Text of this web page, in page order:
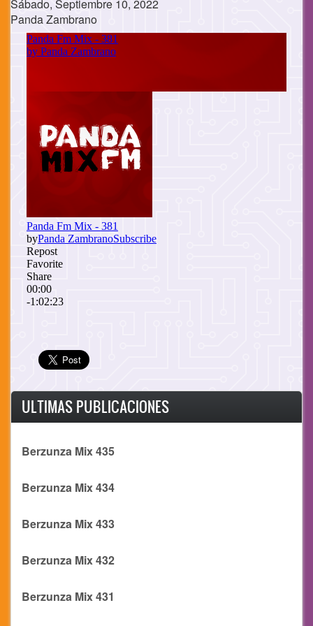
Sábado, Septiembre 10, 2022
Panda Zambrano
Cuerpo
ULTIMAS PUBLICACIONES
Berzunza Mix 435
Berzunza Mix 434
Berzunza Mix 433
Berzunza Mix 432
Berzunza Mix 431